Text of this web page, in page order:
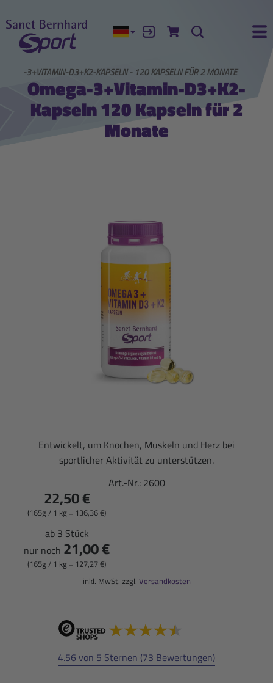
Aktuelle Sprache:
AnmeldenZum Warenkorb
Suche
3+VITAMIN-D3+K2-KAPSELN - 120 KAPSELN FÜR 2 MONATE
Omega-3+Vitamin-D3+K2-
Kapseln 120 Kapseln für 2
Monate
Entwickelt, um Knochen, Muskeln und Herz bei
sportlicher Aktivität zu unterstützen.
Art.-Nr.: 2600
22,50 €
(165g / 1 kg = 136,36 €)
ab 3 Stück
nur noch 21,00 €
(165g / 1 kg = 127,27 €)
inkl. MwSt. zzgl. Versandkosten
4.56 von 5 Sternen (73 Bewertungen)